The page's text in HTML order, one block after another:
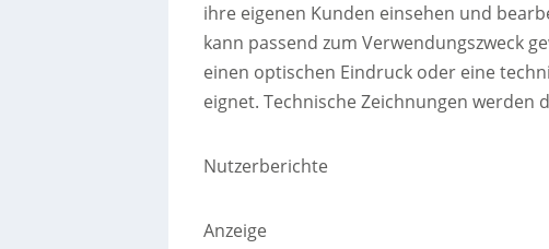
ihre eigenen Kunden einsehen und
kann passend zum Verwendungszweck
einen optischen Eindruck oder eine
eignet. Technische Zeichnungen
Nutzerberichte
Anzeige